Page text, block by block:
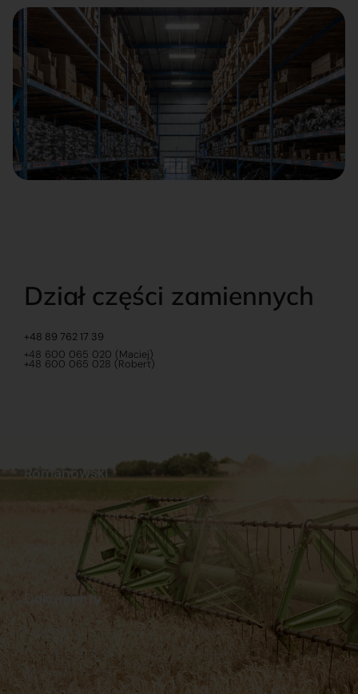
Dział części zamiennych
+48 89 762 17 39
+48 600 065 020 (Maciej)
+48 600 065 028 (Robert)
Dokumenty
Regulamin
Polityka prywatności
Reklamacje i zwroty
Dostawy
Płatności
Romanowski
Sklep internetowy
Praca
Ubezpieczenia